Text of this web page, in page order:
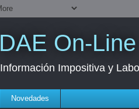
DAE On-Line
Información Impositiva y
Novedades